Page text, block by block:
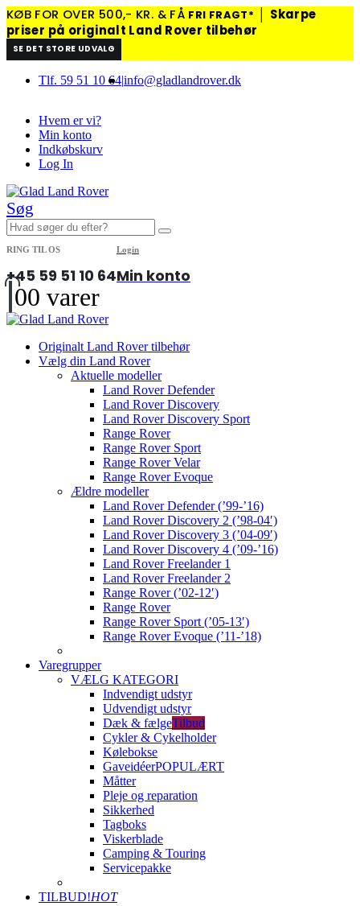
KØB FOR OVER 500,- KR. & FÅ FRI FRAGT*
Skarpe
priser på originalt Land Rover tilbehør
SE DET STORE UDVALG
Tlf. 59 51 10 64|info@gladlandrover.dk
Hvem er vi?
Min konto
Indkøbskurv
Log In
Søg
RING TIL OS
+45 59 51 10 64
Login
Min konto
00 varer
Originalt Land Rover tilbehør
Vælg din Land Rover
Aktuelle modeller
Land Rover Defender
Land Rover Discovery
Land Rover Discovery Sport
Range Rover
Range Rover Sport
Range Rover Velar
Range Rover Evoque
Ældre modeller
Land Rover Defender (’99-’16)
Land Rover Discovery 2 (’98-04′)
Land Rover Discovery 3 (’04-09′)
Land Rover Discovery 4 (’09-’16)
Land Rover Freelander 1
Land Rover Freelander 2
Range Rover (’02-12′)
Range Rover
Range Rover Sport (’05-13′)
Range Rover Evoque (’11-’18)
Varegrupper
VÆLG KATEGORI
Indvendigt udstyr
Udvendigt udstyr
Dæk & fælgeTilbud
Cykler & Cykelholder
Kølebokse
GaveidéerPOPULÆRT
Måtter
Pleje og reparation
Sikkerhed
Tagboks
Viskerblade
Camping & Touring
Servicepakke
TILBUD!HOT